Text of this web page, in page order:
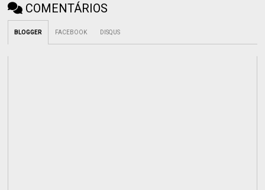
COMENTÁRIOS
BLOGGER FACEBOOK DISQUS